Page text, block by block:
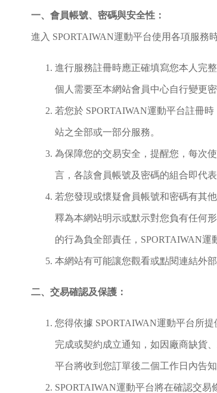
一、會員帳號、密碼與安全性：
進入 SPORTAIWAN運動平台使用各項服務
進行服務註冊時應正確填寫您本人完
個人需要至本網站會員中心自行變更
若您於 SPORTAIWAN運動平台註冊
站之全部或一部分服務。
為保障您的交易安全，提醒您，每次
言，各該會員帳號及密碼的組合即代
若您發現或懷疑會員帳號和密碼有其
釋為本網站明示或默示對您負有任何
的行為負全部責任，SPORTAIWAN運
本網站有可能讓您觀看或點閱連結外
二、交易確認及保護：
您得依據 SPORTAIWAN運動平台所
完成或契約成立通知，如因廠商缺貨
平台將收到您訂單後二個工作日內告
SPORTAIWAN運動平台將在確認交